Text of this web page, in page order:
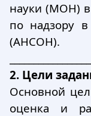
науки (МОН) в
по надзору
(АНСОН).
2. Цели
Основной
оценка и